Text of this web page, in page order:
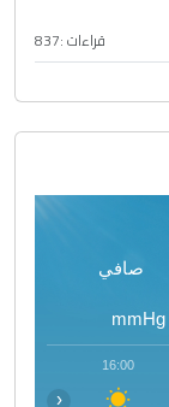
قراءات :837
صافي
mmHg
16:00
‹